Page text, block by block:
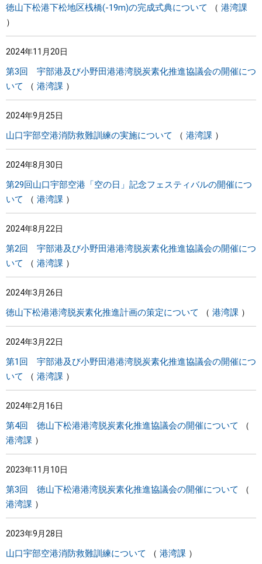
徳山下松港下松地区桟橋(-19m)の完成式典について 港湾課
2024年11月20日
第3回 宇部港及び小野田港港湾脱炭素化推進協議会の開催につ
いて
港湾課
2024年9月25日
山口宇部空港消防救難訓練の実施について 港湾課
2024年8月30日
第29回山口宇部空港「空の日」記念フェスティバルの開催につ
いて
港湾課
2024年8月22日
第2回 宇部港及び小野田港港湾脱炭素化推進協議会の開催につ
いて
港湾課
2024年3月26日
徳山下松港港湾脱炭素化推進計画の策定について 港湾課
2024年3月22日
第1回 宇部港及び小野田港港湾脱炭素化推進協議会の開催につ
いて
港湾課
2024年2月16日
第4回 徳山下松港港湾脱炭素化推進協議会の開催について
港湾課
2023年11月10日
第3回 徳山下松港港湾脱炭素化推進協議会の開催について
港湾課
2023年9月28日
山口宇部空港消防救難訓練について 港湾課